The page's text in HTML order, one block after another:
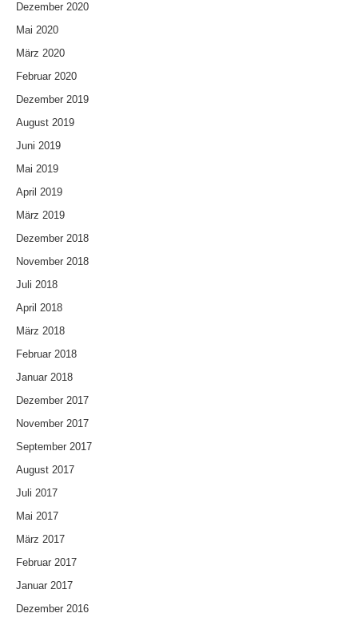
Dezember 2020
Mai 2020
März 2020
Februar 2020
Dezember 2019
August 2019
Juni 2019
Mai 2019
April 2019
März 2019
Dezember 2018
November 2018
Juli 2018
April 2018
März 2018
Februar 2018
Januar 2018
Dezember 2017
November 2017
September 2017
August 2017
Juli 2017
Mai 2017
März 2017
Februar 2017
Januar 2017
Dezember 2016